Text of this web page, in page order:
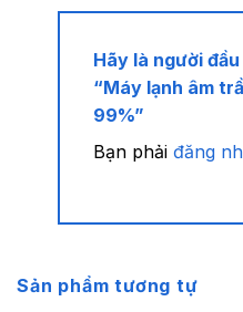
Hãy là người
“Máy lạnh âm
99%”
Bạn phải đăng
Sản phẩm tương tự